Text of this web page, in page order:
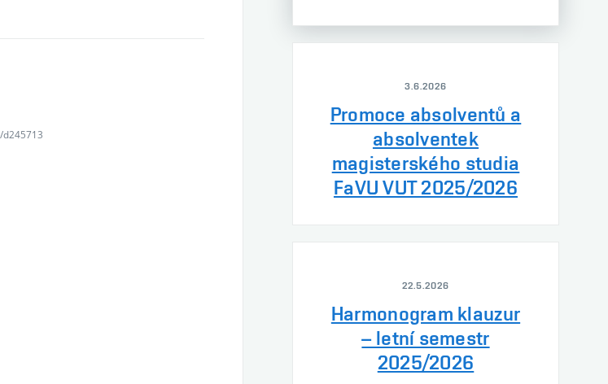
3.6.2026
Promoce absolventů a
absolventek
magisterského studia
FaVU VUT 2025/2026
22.5.2026
Harmonogram klauzur
– letní semestr
2025/2026